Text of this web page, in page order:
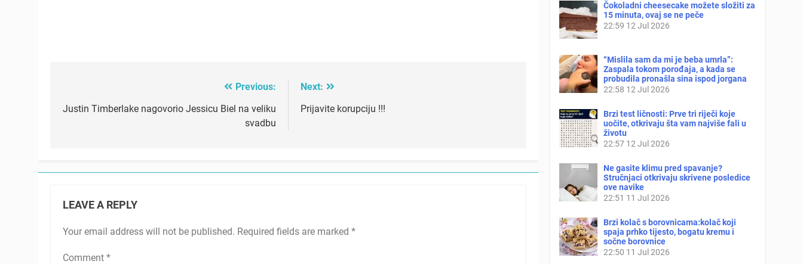
navigation
Previous:
Justin Timberlake nagovorio Jessicu Biel na veliku
svadbu
Next:
Prijavite korupciju !!!
LEAVE A REPLY
Your email address will not be published. Required fields are marked *
Comment *
Čokoladni cheesecake možete složiti za
15 minuta, ovaj se ne peče
22:59 12 Jul 2026
“Mislila sam da mi je beba umrla”:
Zaspala tokom porođaja, a kada se
probudila pronašla sina ispod jorgana
22:58 12 Jul 2026
Brzi test ličnosti: Prve tri riječi koje
uočite, otkrivaju šta vam najviše fali u
životu
22:57 12 Jul 2026
Ne gasite klimu pred spavanje?
Stručnjaci otkrivaju skrivene posledice
ove navike
22:51 11 Jul 2026
Brzi kolač s borovnicama:kolač koji
spaja prhko tijesto, bogatu kremu i
sočne borovnice
22:50 11 Jul 2026